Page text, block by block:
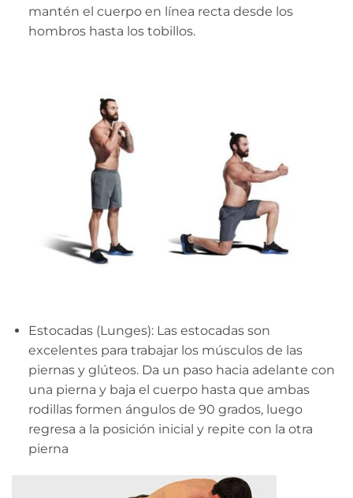
mantén el cuerpo en línea recta desde los
hombros hasta los tobillos.
Estocadas (Lunges): Las estocadas son
excelentes para trabajar los músculos de las
piernas y glúteos. Da un paso hacia adelante con
una pierna y baja el cuerpo hasta que ambas
rodillas formen ángulos de 90 grados, luego
regresa a la posición inicial y repite con la otra
pierna